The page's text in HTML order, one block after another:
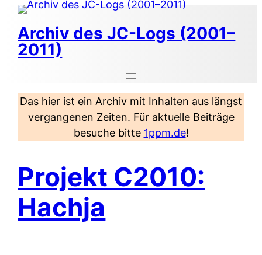
Zum
Inhalt
springen
Archiv des JC-Logs (2001–
2011)
Das hier ist ein Archiv mit Inhalten aus längst
vergangenen Zeiten. Für aktuelle Beiträge
besuche bitte 1ppm.de!
Projekt C2010:
Hachja